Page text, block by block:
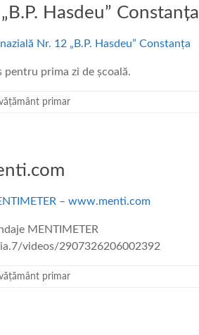
Hasdeu” Constanța
pentru prima zi de școală.
primar
MENTIMETER
videos/2907326206002392
primar